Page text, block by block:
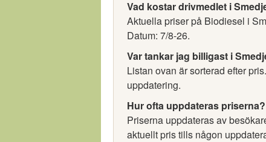
Vad kostar drivmedlet i
Aktuella priser på Biodiesel i
Datum: 7/8-26.
Var tankar jag billigast i
Listan ovan är sorterad efter
uppdatering.
Hur ofta uppdateras priserna?
Priserna uppdateras av
aktuellt pris tills någon